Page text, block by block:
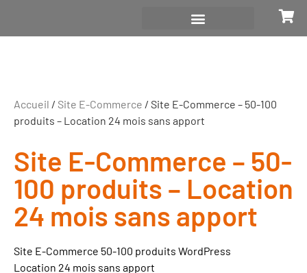
Accueil / Site E-Commerce / Site E-Commerce – 50-100
produits – Location 24 mois sans apport
Site E-Commerce – 50-
100 produits – Location
24 mois sans apport
Site E-Commerce 50-100 produits WordPress
Location 24 mois sans apport